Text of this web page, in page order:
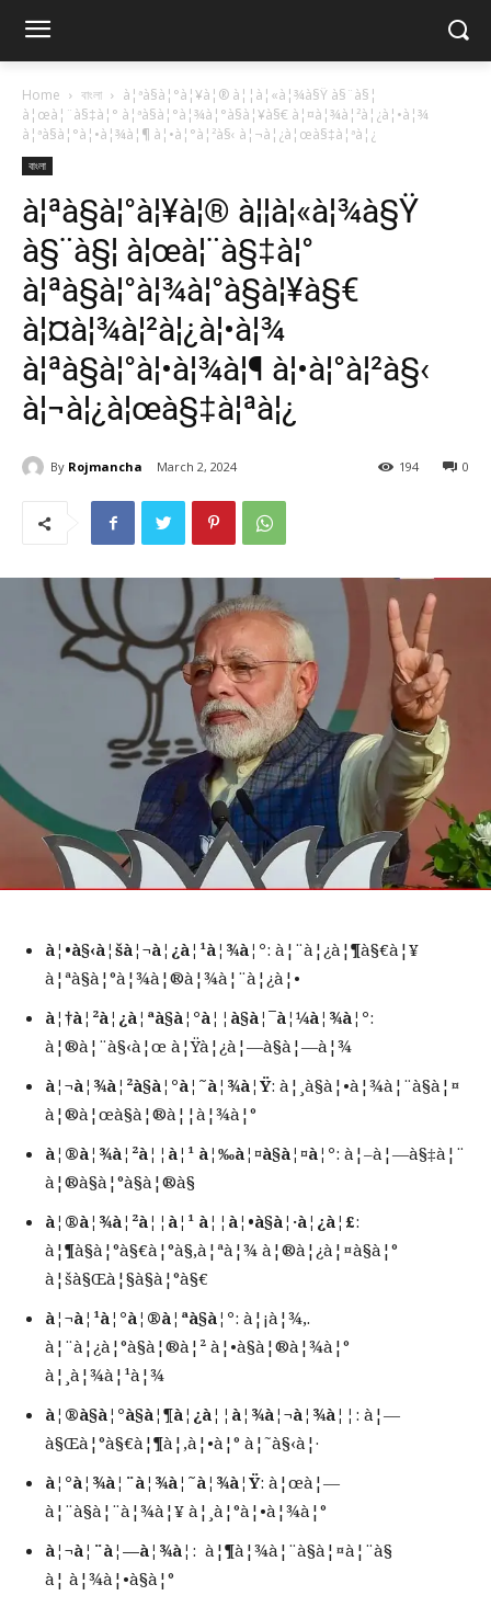
Home বাংলা
à¦ªà§à¦°à¦¥à¦® à¦¦à¦«à¦¾à§Ÿ à§¨à§¦
à¦œà¦¨à§‡à¦° à¦ªà§à¦°à¦¾à¦°à§à¦¥à§€ à¦¤à¦¾à¦²à¦¿à¦•à¦¾
à¦ªà§à¦°à¦•à¦¾à¦¶ à¦•à¦°à¦²à§‹ à¦¬à¦¿à¦œà§‡à¦ªà¦¿
বাংলা
à¦ªà§à¦°à¦¥à¦® à¦¦à¦«à¦¾à§Ÿ
à§¨à§¦ à¦œà¦¨à§‡à¦°
à¦ªà§à¦°à¦¾à¦°à§à¦¥à§€
à¦¤à¦¾à¦²à¦¿à¦•à¦¾
à¦ªà§à¦°à¦•à¦¾à¦¶ à¦•à¦°à¦²à§‹
à¦¬à¦¿à¦œà§‡à¦ªà¦¿
By Rojmancha March 2, 2024 0
194
à¦•à§‹à¦šà¦¬à¦¿à¦¹à¦¾à¦°: à¦¨à¦¿à¦¶à§€à¦¥
à¦ªà§à¦°à¦¾à¦®à¦¾à¦¨à¦¿à¦•
à¦†à¦²à¦¿à¦ªà§à¦°à¦¦à§à¦¯à¦¼à¦¾à¦°:
à¦®à¦¨à§‹à¦œ à¦Ÿà¦¿à¦—à§à¦—à¦¾
à¦¬à¦¾à¦²à§à¦°à¦˜à¦¾à¦Ÿ: à¦¸à§à¦•à¦¾à¦¨à§à¦¤
à¦®à¦œà§à¦®à¦¦à¦¾à¦°
à¦®à¦¾à¦²à¦¦à¦¹ à¦‰à¦¤à§à¦¤à¦°: à¦–à¦—à§‡à¦¨
à¦®à§à¦°à§à¦®à§
à¦®à¦¾à¦²à¦¦à¦¹ à¦¦à¦•à§à¦·à¦¿à¦£:
à¦¶à§à¦°à§€à¦°à§‚à¦ªà¦¾ à¦®à¦¿à¦¤à§à¦°
à¦šà§Œà¦§à§à¦°à§€
à¦¬à¦¹à¦°à¦®à¦ªà§à¦°: à¦¡à¦¾,.
à¦¨à¦¿à¦°à§à¦®à¦² à¦•à§à¦®à¦¾à¦°
à¦¸à¦¾à¦¹à¦¾
à¦®à§à¦°à§à¦¶à¦¿à¦¦à¦¾à¦¬à¦¾à¦¦ : à¦—
à§Œà¦°à§€à¦¶à¦‚à¦•à¦° à¦˜à§‹à¦·
à¦°à¦¾à¦¨à¦¾à¦˜à¦¾à¦Ÿ: à¦œà¦—
à¦¨à§à¦¨à¦¾à¦¥ à¦¸à¦°à¦•à¦¾à¦°
à¦¬à¦¨à¦—à¦¾à¦ : à¦¶à¦¾à¦¨à§à¦¤à¦¨à§
à¦ à¦¾à¦•à§à¦°